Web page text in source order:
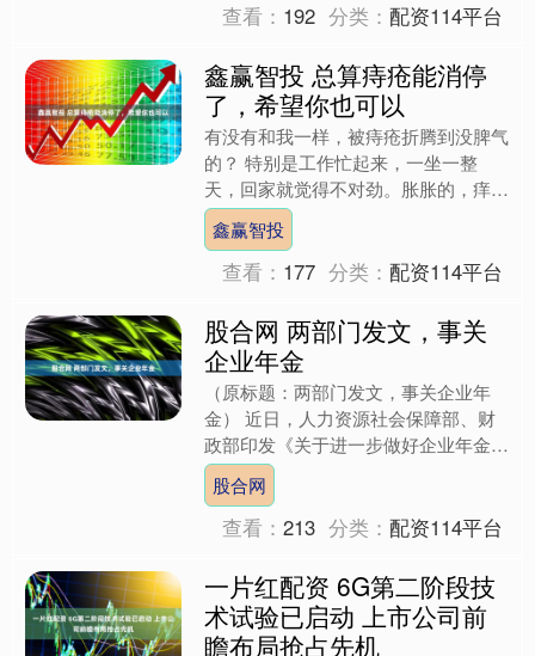
查看： 192 分类：配资114平台
鑫赢智投 总算痔疮能消停
了，希望你也可以
有没有和我一样，被痔疮折腾到没脾气
的？ 特别是工作忙起来，一坐一整
天，回家就觉得不对劲。胀胀的，痒痒
的，有时候还火辣辣的疼。最尴尬的是
上次开会，坐了俩小时，我在....
鑫赢智投
查看： 177 分类：配资114平台
股合网 两部门发文，事关
企业年金
（原标题：两部门发文，事关企业年
金） 近日，人力资源社会保障部、财
政部印发《关于进一步做好企业年金工
作的意见》（以下简称《意见》）。
《意见》明确，各类企业、社....
股合网
查看：213 分类：配资114平台
一片红配资 6G第二阶段技
术试验已启动 上市公司前
瞻布局抢占先机